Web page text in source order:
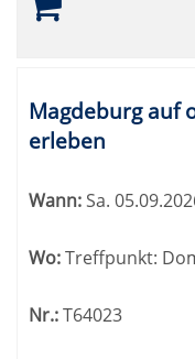
Magdeburg auf
erleben
Wann:Sa.
Wo:Treffpunkt:
Nr.:T64023